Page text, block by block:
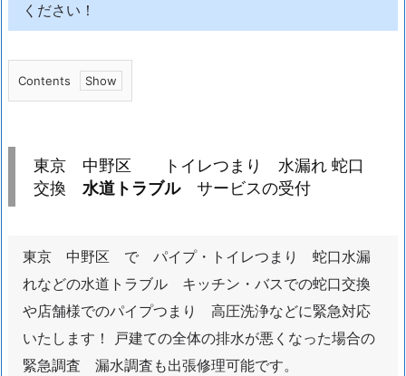
ください！
Contents
1.
中
野
イ
レ
つ
ま
東京 中野区 トイレつまり 水漏れ 蛇口
交換 水道トラブルサービスの受付
東京 中野区 で パイプ・トイレつまり 蛇口水漏
れなどの水道トラブル キッチン・バスでの蛇口交換
や店舗様でのパイプつまり 高圧洗浄などに緊急対応
いたします！ 戸建ての全体の排水が悪くなった場合の
緊急調査 漏水調査も出張修理可能です。